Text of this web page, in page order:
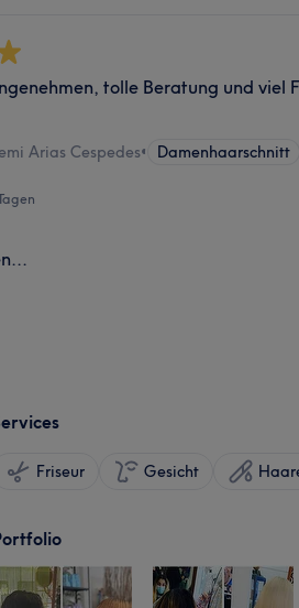
tolle Beratung und viel
Arias Cespedes• Damenhaarschnitt
Friseur Gesicht